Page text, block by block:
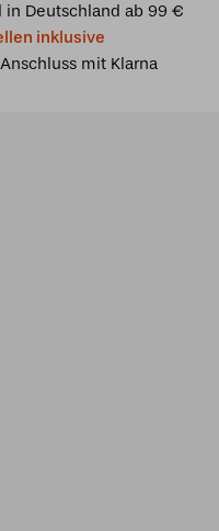
in Deutschland ab 99 €
inklusive
mit Klarna